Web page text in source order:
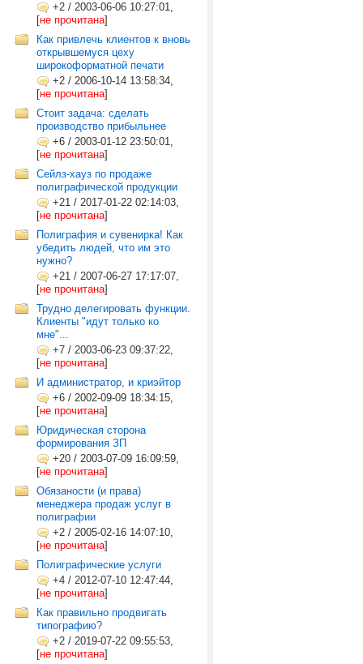
+2 / 2003-06-06 10:27:01,
[не прочитана]
Как привлечь клиентов к вновь
открывшемуся цеху
широкоформатной печати
+2 / 2006-10-14 13:58:34,
[не прочитана]
Стоит задача: сделать
производство прибыльнее
+6 / 2003-01-12 23:50:01,
[не прочитана]
Сейлз-хауз по продаже
полиграфической продукции
+21 / 2017-01-22 02:14:03,
[не прочитана]
Полиграфия и сувенирка! Как
убедить людей, что им это
нужно?
+21 / 2007-06-27 17:17:07,
[не прочитана]
Трудно делегировать функции.
Клиенты "идут только ко
мне"...
+7 / 2003-06-23 09:37:22,
[не прочитана]
И администратор, и криэйтор
+6 / 2002-09-09 18:34:15,
[не прочитана]
Юридическая сторона
формирования ЗП
+20 / 2003-07-09 16:09:59,
[не прочитана]
Обязаности (и права)
менеджера продаж услуг в
полиграфии
+2 / 2005-02-16 14:07:10,
[не прочитана]
Полиграфические услуги
+4 / 2012-07-10 12:47:44,
[не прочитана]
Как правильно продвигать
типографию?
+2 / 2019-07-22 09:55:53,
[не прочитана]